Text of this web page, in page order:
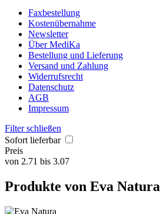
Faxbestellung
Kostenübernahme
Newsletter
Über MediKa
Bestellung und Lieferung
Versand und Zahlung
Widerrufsrecht
Datenschutz
AGB
Impressum
Filter schließen
Sofort lieferbar
Preis
von 2.71 bis 3.07
Produkte von Eva Natura